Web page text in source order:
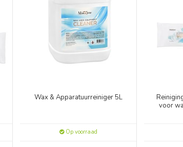
Wax & Apparatuurreiniger 5L
Op voorraad
voor